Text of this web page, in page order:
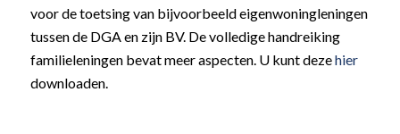
voor de toetsing van bijvoorbeeld eigenwoningleningen
tussen de DGA en zijn BV. De volledige handreiking
familieleningen bevat meer aspecten. U kunt dezehier
downloaden.